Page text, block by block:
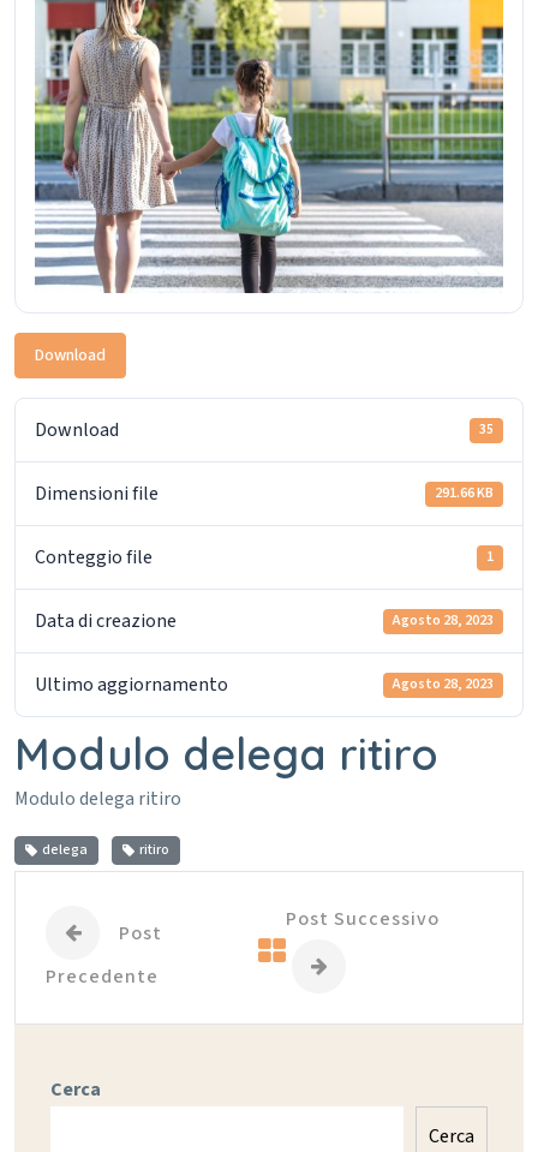
Download
Download 35
Dimensioni file 291.66 KB
Conteggio file 1
Data di creazione Agosto 28, 2023
Ultimo aggiornamento Agosto 28, 2023
Modulo delega ritiro
Modulo delega ritiro
delega ritiro
Post
Precedente
Post Successivo
Cerca
Cerca